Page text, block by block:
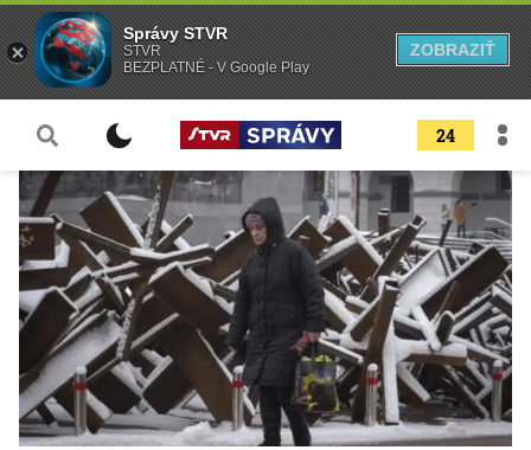
24
Správy STVR
STVR
BEZPLATNÉ - V Google Play
ZOBRAZIŤ